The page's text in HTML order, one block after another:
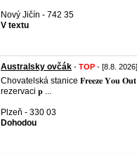
Nový Jičín - 742 35
V textu
Australsky ovčák - TOP - [8.8. 2026]
Chovatelská stanice 𝐅𝐫𝐞𝐞𝐳𝐞 𝐘𝐨𝐮
rezervaci 𝐩 ...
Plzeň - 330 03
Dohodou